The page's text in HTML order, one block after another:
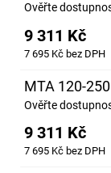
Ověřte
9 311 Kč
7 695 Kč bez DPH
MTA 120-
Ověřte
9 311 Kč
7 695 Kč bez DPH